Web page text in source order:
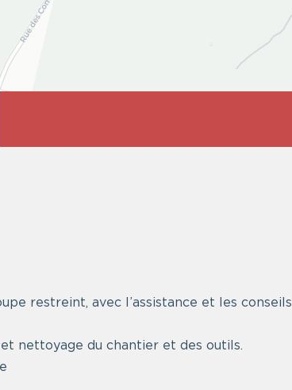
restreint, avec l’assistance et les conseils
nettoyage du chantier et des outils.